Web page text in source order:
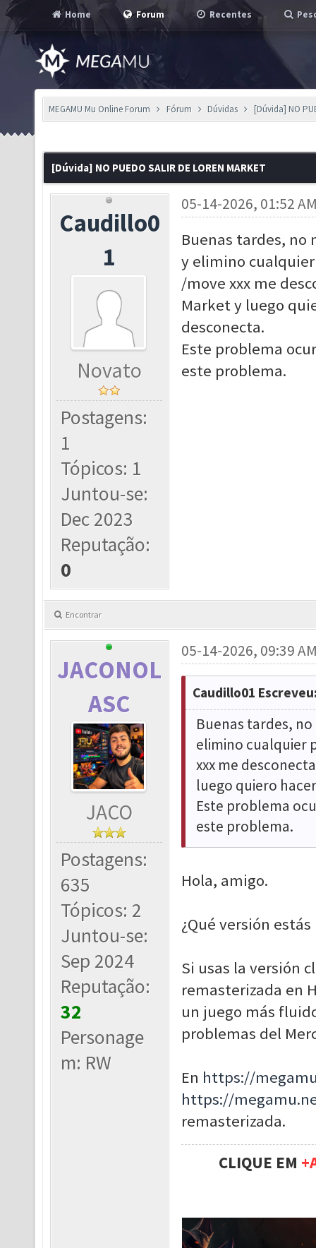
Home Forum Recentes
MEGAMU Mu Online Forum Fórum Dúvidas [Dúvida] NO
[Dúvida] NO PUEDO SALIR DE LOREN MARKET
Caudillo0
1
Novato
Postagens:
1
Tópicos: 1
Juntou-se:
Dec 2023
Reputação:
0
05-14-2026, 01:52
Buenas tardes, no
y elimino
/move xxx me
Market y luego
desconecta.
Este problema
este problema.
Encontrar
JACONOL
ASC
JACO
Postagens:
635
Tópicos: 2
Juntou-se:
Sep 2024
Reputação:
32
Personage
m: RW
05-14-2026, 09:39
Caudillo01
Buenas tardes,
elimino cualquier
xxx me
luego quiero
Este problema
este problema.
Hola, amigo.
¿Qué versión
Si usas la versión
remasterizada en
un juego más
problemas del
En https://
https://
remasterizada.
CLIQUE EM